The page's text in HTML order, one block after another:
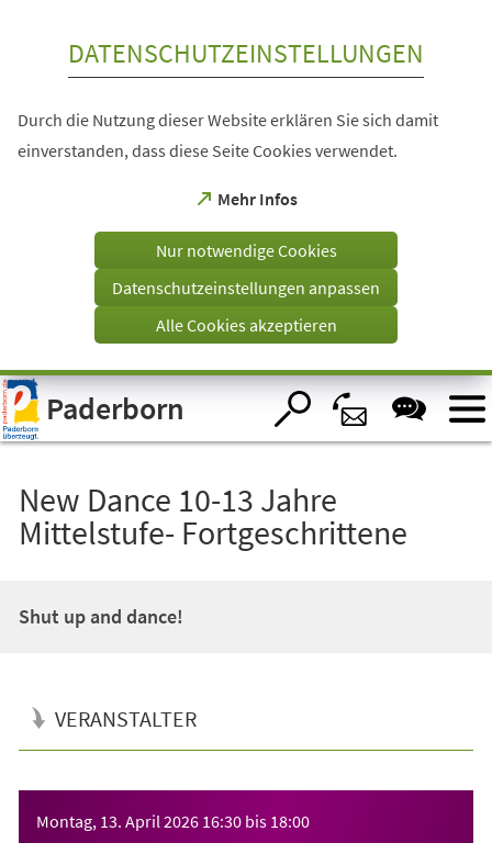
Visuelle
Assistenzsoftware
öffnen.
DATENSCHUTZEINSTELLUNGEN
Durch die Nutzung dieser Website erklären Sie sich damit
einverstanden, dass diese Seite Cookies verwendet.
Mehr Infos
(Öffnet
einem
Tab)
Nur notwendige Cookies
Datenschutzeinstellungen anpassen
Alle Cookies akzeptieren
Paderborn
New Dance 10-13 Jahre
Mittelstufe- Fortgeschrittene
Shut up and dance!
VERANSTALTER
Montag, 13. April 2026 16:30 bis 18:00